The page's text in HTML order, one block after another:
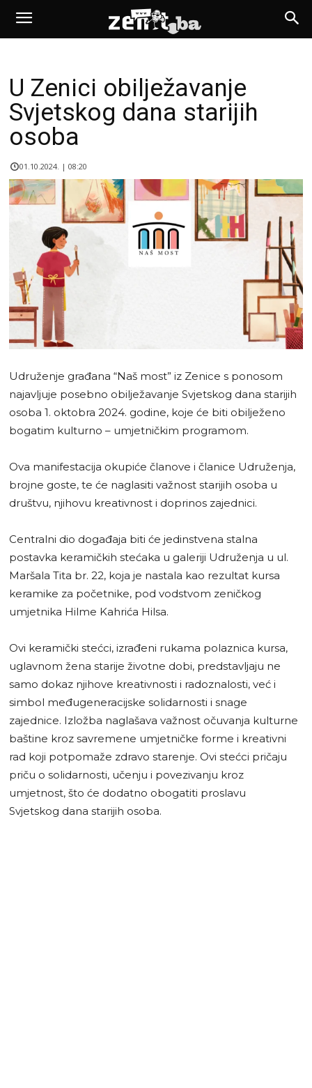
U Zenici obilježavanje
Svjetskog dana starijih
osoba
01.10.2024. | 08:20
Udruženje građana “Naš most” iz Zenice s ponosom
najavljuje posebno obilježavanje Svjetskog dana starijih
osoba 1. oktobra 2024. godine, koje će biti obilježeno
bogatim kulturno – umjetničkim programom.
Ova manifestacija okupiće članove i članice Udruženja,
brojne goste, te će naglasiti važnost starijih osoba u
društvu, njihovu kreativnost i doprinos zajednici.
Centralni dio događaja biti će jedinstvena stalna
postavka keramičkih stećaka u galeriji Udruženja u ul.
Maršala Tita br. 22, koja je nastala kao rezultat kursa
keramike za početnike, pod vodstvom zeničkog
umjetnika Hilme Kahrića Hilsa.
Ovi keramički stećci, izrađeni rukama polaznica kursa,
uglavnom žena starije životne dobi, predstavljaju ne
samo dokaz njihove kreativnosti i radoznalosti, već i
simbol međugeneracijske solidarnosti i snage
zajednice. Izložba naglašava važnost očuvanja kulturne
baštine kroz savremene umjetničke forme i kreativni
rad koji potpomaže zdravo starenje. Ovi stećci pričaju
priču o solidarnosti, učenju i povezivanju kroz
umjetnost, što će dodatno obogatiti proslavu
Svjetskog dana starijih osoba.